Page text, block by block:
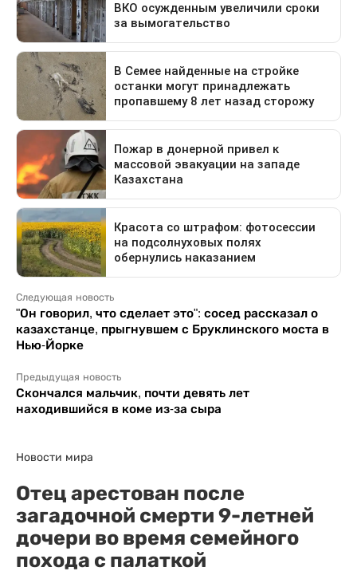
Следующая новость
"Он говорил, что сделает это": сосед рассказал о
казахстанце, прыгнувшем с Бруклинского моста в
Нью-Йорке
Предыдущая новость
Скончался мальчик, почти девять лет
находившийся в коме из-за сыра
Новости мира
Отец арестован после
загадочной смерти 9-летней
дочери во время семейного
похода с палаткой